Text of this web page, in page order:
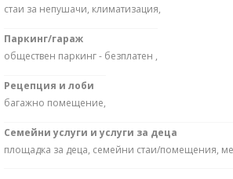
стаи за непушачи, климатизация,
Паркинг/гараж
обществен паркинг - безплатен ,
Рецепция и лоби
багажно помещение,
Семейни услуги и услуги за деца
площадка за деца, семейни стаи/помещения,